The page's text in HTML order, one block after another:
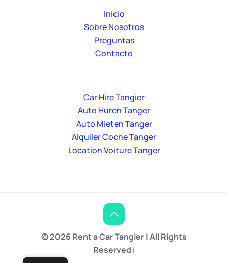
Inicio
Sobre Nosotros
Preguntas
Contacto
Car Hire Tangier
Auto Huren Tanger
Auto Mieten Tanger
Alquiler Coche Tanger
Location Voiture Tanger
© 2026 Rent a Car Tangier | All Rights
Reserved |